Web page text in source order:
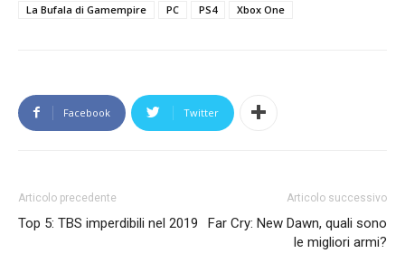
La Bufala di Gamempire
PC PS4 Xbox One
Facebook Twitter
Articolo precedente
Top 5: TBS imperdibili nel 2019
Articolo successivo
Far Cry: New Dawn, quali sono
le migliori armi?